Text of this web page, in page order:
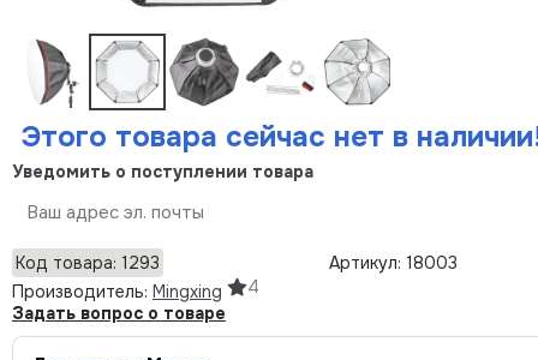
Этого товара сейчас нет в
Уведомить о поступлении товара
Код товара: 1293
Артикул: 18003
Производитель: Mingxing
4
Задать вопрос о товаре